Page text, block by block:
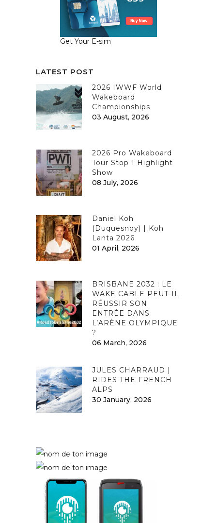
Get Your E-sim
LATEST POST
2026 IWWF World
Wakeboard
Championships
03 August, 2026
2026 Pro Wakeboard
Tour Stop 1 Highlight
Show
08 July, 2026
Daniel Koh
(Duquesnoy) | Koh
Lanta 2026
01 April, 2026
BRISBANE 2032 : LE
WAKE CABLE PEUT-IL
RÉUSSIR SON
ENTRÉE DANS
L’ARÈNE OLYMPIQUE
?
06 March, 2026
JULES CHARRAUD |
RIDES THE FRENCH
ALPS
30 January, 2026